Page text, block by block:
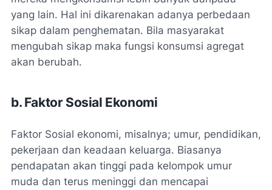
yang lain. Hal ini dikarenakan adanya perbedaan
sikap dalam penghematan. Bila masyarakat
mengubah sikap maka fungsi konsumsi agregat
akan berubah.
b. Faktor Sosial Ekonomi
Faktor Sosial ekonomi, misalnya; umur, pendidikan,
pekerjaan dan keadaan keluarga. Biasanya
pendapatan akan tinggi pada kelompok umur
muda dan terus meninggi dan mencapai